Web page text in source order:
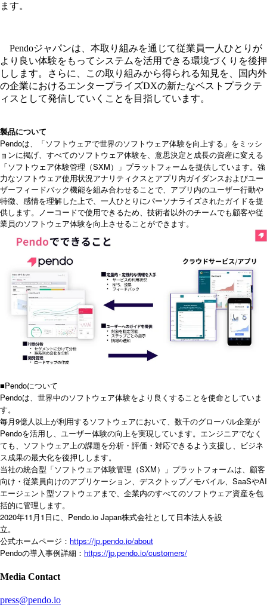
ます。
Pendoジャパンは、本取り組みを通じて従業員一人ひとりが
より良い体験をもってシステムを活用できる環境づくりを後押
しします。さらに、この取り組みから得られる知見を、国内外
の企業におけるエンタープライズDXの新たなベストプラクテ
ィスとして発信していくことを目指しています。
製品について
Pendoは、「ソフトウェアで世界のソフトウェア体験を向上する」をミッシ
ョンに掲げ、すべてのソフトウェア体験を、意思決定と成長の資産に変える
「ソフトウェア体験管理（SXM ）」プラットフォームを提供しています。強
力なソフトウェア使用状況アナリティクスとアプリ内ガイダンスおよびユー
ザーフィードバック機能を組み合わせることで、アプリ内のユーザー行動や
特徴、感情を理解した上で、一人ひとりにパーソナライズされたガイドを提
供します。ノーコードで使用できるため、技術者以外のチームでも顧客や従
業員のソフトウェア体験を向上させることができます。
■Pendoについて
Pendoは、世界中のソフトウェア体験をより良くすることを使命としていま
す。
毎月9億人以上が利用するソフトウェアにおいて、数千のグローバル企業が
Pendoを活用し、ユーザー体験の向上を実現しています。エンジニアでなく
ても、ソフトウェア上の課題を分析・評価・対応できるよう支援し、ビジネ
ス成果の最大化を後押しします。
当社の統合型「ソフトウェア体験管理（SXM）」プラットフォームは、顧客
向け・従業員向けのアプリケーション、デスクトップ／モバイル、SaaSやAI
エージェント型ソフトウェアまで、企業内のすべてのソフトウェア資産を包
括的に管理します。
2020年11月1日に、Pendo.io Japan株式会社として日本法人を設
立。
公式ホームページ： https://jp.pendo.io/about
Pendoの導入事例詳細： https://jp.pendo.io/customers/
Media Contact
press@pendo.io